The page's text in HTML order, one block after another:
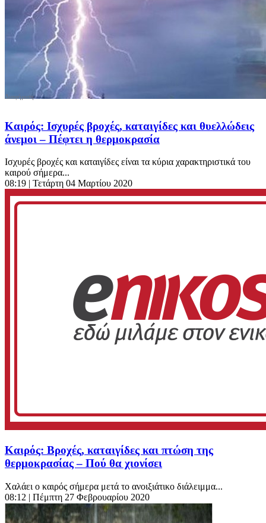
Καιρός: Ισχυρές βροχές, καταιγίδες και θυελλώδεις
άνεμοι – Πέφτει η θερμοκρασία
Ισχυρές βροχές και καταιγίδες είναι τα κύρια χαρακτηριστικά του
καιρού σήμερα...
08:19 | Τετάρτη 04 Μαρτίου 2020
Καιρός: Βροχές, καταιγίδες και πτώση της
θερμοκρασίας – Πού θα χιονίσει
Χαλάει ο καιρός σήμερα μετά το ανοιξιάτικο διάλειμμα...
08:12 | Πέμπτη 27 Φεβρουαρίου 2020